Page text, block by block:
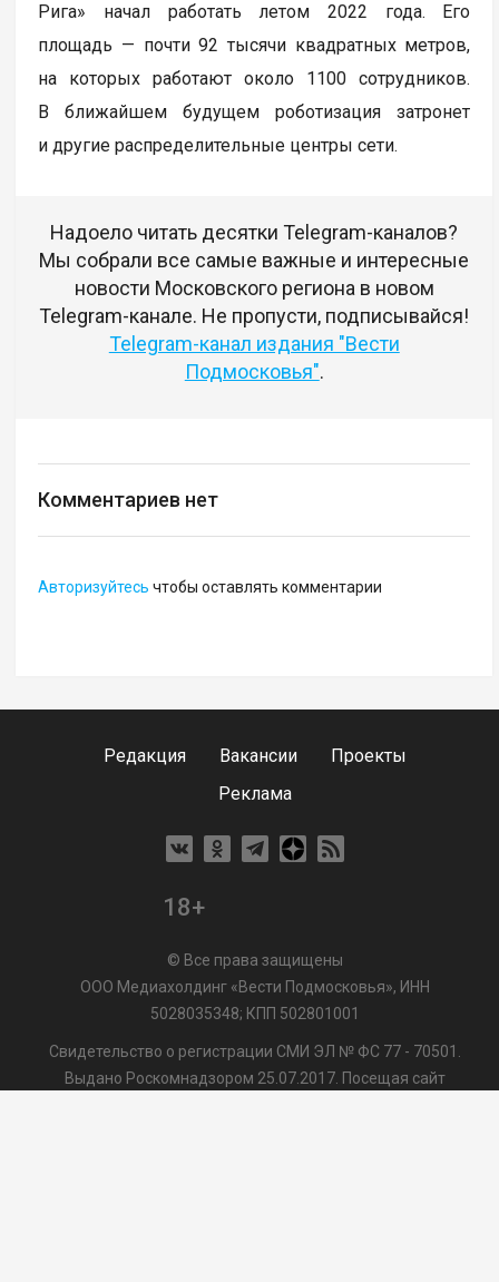
Рига» начал работать летом 2022 года. Его
площадь — почти 92 тысячи квадратных метров,
на которых работают около 1100 сотрудников.
В ближайшем будущем роботизация затронет
и другие распределительные центры сети.
Надоело читать десятки Telegram-каналов?
Мы собрали все самые важные и интересные
новости Московского региона в новом
Telegram-канале. Не пропусти, подписывайся!
Telegram-канал издания "Вести
Подмосковья".
Комментариев нет
Авторизуйтесь чтобы оставлять комментарии
Редакция Вакансии
Проекты
Реклама
18+
© Все права защищены
ООО Медиахолдинг «Вести Подмосковья», ИНН
5028035348; КПП 502801001
Свидетельство о регистрации СМИ ЭЛ № ФС 77 - 70501.
Выдано Роскомнадзором 25.07.2017. Посещая сайт